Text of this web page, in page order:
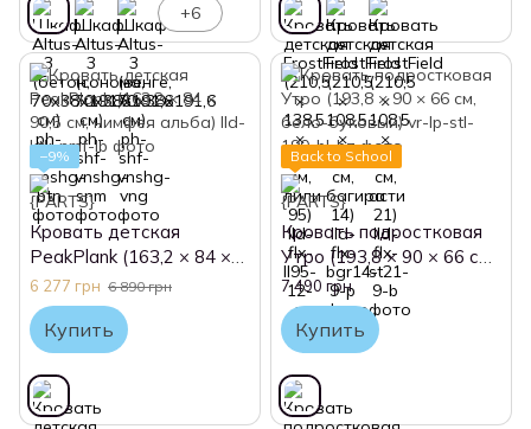
+6
−9%
Кровать детская
PeakPlank (163,2 × 84 ×
90,5 см, нимфея альба)
6 277 грн 6 890 грн
Купить
Back to School
Кровать подростковая
Утро (193,8 × 90 × 66 см,
бело-буковый)
7 490 грн
Купить